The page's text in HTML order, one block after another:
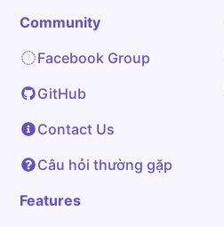
Community
Facebook Group
GitHub
Contact Us
Câu hỏi thường gặp
Features